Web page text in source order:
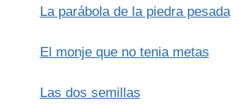
La parábola de la piedra pesada
El monje que no tenia metas
Las dos semillas